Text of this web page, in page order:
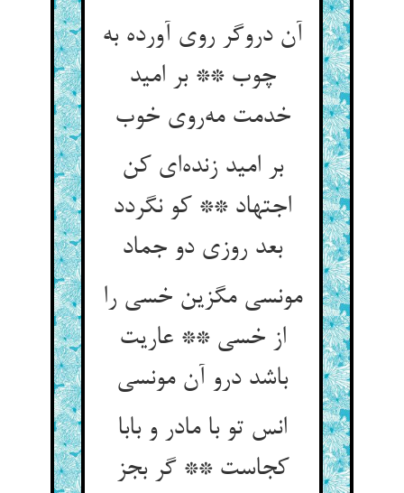
آن دروگر روی آورده به
چوب ** بر امید
خدمت مه‌روی خوب
بر امید زنده‌ای کن
اجتهاد ** کو نگردد
بعد روزی دو جماد
مونسی مگزین خسی را
از خسی ** عاریت
باشد درو آن مونسی
انس تو با مادر و بابا
کجاست ** گر بجز